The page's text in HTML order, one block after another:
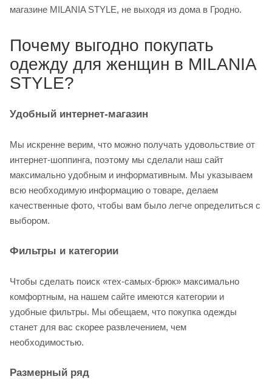
магазине MILANIA STYLE, не выходя из дома в Гродно.
Почему выгодно покупать
одежду для женщин в MILANIA
STYLE?
Удобный интернет-магазин
Мы искренне верим, что можно получать удовольствие от
интернет-шоппинга, поэтому мы сделали наш сайт
максимально удобным и информативным. Мы указываем
всю необходимую информацию о товаре, делаем
качественные фото, чтобы вам было легче определиться с
выбором.
Фильтры и категории
Чтобы сделать поиск «тех-самых-брюк» максимально
комфортным, на нашем сайте имеются категории и
удобные фильтры. Мы обещаем, что покупка одежды
станет для вас скорее развлечением, чем
необходимостью.
Размерный ряд